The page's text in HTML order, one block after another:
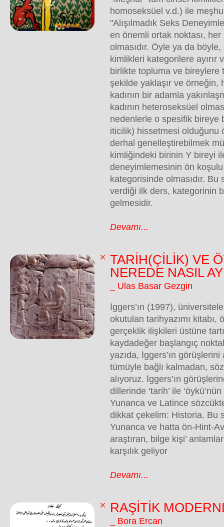
homoseksüel v.d.) ile
"Alışılmadık Seks
en önemli ortak noktası,
olmasıdır. Öyle ya da
kimlikleri kategorilere ayırır
birlikte topluma ve bireylere
şekilde yaklaşır ve örneğin,
kadının bir adamla
kadının heteroseksüel
nedenlerle o spesifik bireye
iticilik) hissetmesi olduğunu
derhal genelleştirebilmek
kimliğindeki birinin Y bireyi
deneyimlemesinin ön
kategorisinde olmasıdır.
verdiği ilk ders, kategorinin
gelmesidir.
Devamı...
TARİH(ÇİLİK) VE
NEREDE NASIL
_ Ulas Basar Gezgin
İggers’ın (1997),
okutulan tarihyazımı kitabı,
gerçeklik ilişkileri üstüne
kaydadeğer başlangıç
yazıda, İggers’ın
tümüyle bağlı kalmadan,
alıyoruz. İggers’ın
dillerinde ‘tarih’ ile
Yunanca ve Latince
dikkat çekelim: Historia. Bu
Yunanca ve hatta ön-Hint-
araştıran, bilge kişi’
karşılık geliyor
Devamı...
RAŞİTİK
_ Bora Ercan